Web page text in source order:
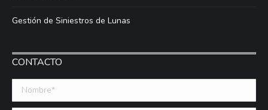
Gestión de Siniestros de Lunas
CONTACTO
Nombre *